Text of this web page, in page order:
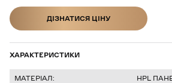
ДІЗНАТИСЯ ЦІНУ
ХАРАКТЕРИСТИКИ
МАТЕРІАЛ:
HPL